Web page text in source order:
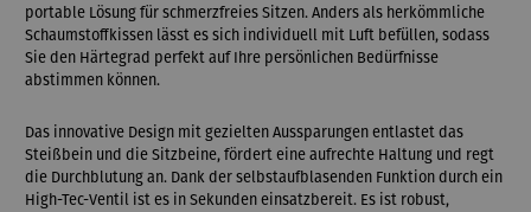
portable Lösung für schmerzfreies Sitzen. Anders als herkömmliche
Schaumstoffkissen lässt es sich individuell mit Luft befüllen, sodass
Sie den Härtegrad perfekt auf Ihre persönlichen Bedürfnisse
abstimmen können.
Das innovative Design mit gezielten Aussparungen entlastet das
Steißbein und die Sitzbeine, fördert eine aufrechte Haltung und regt
die Durchblutung an. Dank der selbstaufblasenden Funktion durch ein
High-Tec-Ventil ist es in Sekunden einsatzbereit. Es ist robust,